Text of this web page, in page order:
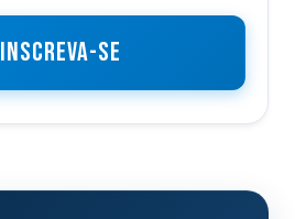
INSCREVA-SE